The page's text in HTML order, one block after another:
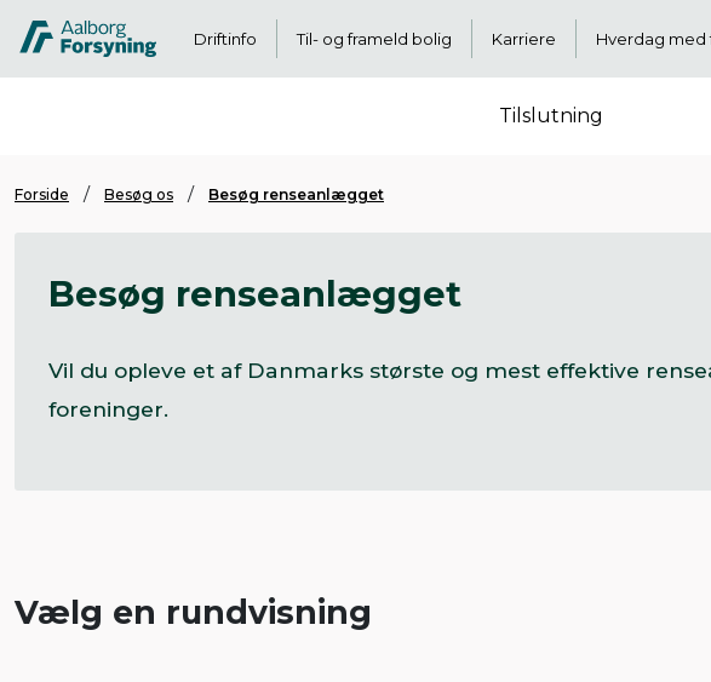
Driftinfo Til- og frameld bolig Karriere Hverdag med
Tilslutning
Forside Besøg os Besøg renseanlægget
Besøg renseanlægget
Vil du opleve et af Danmarks største og mest effektive
foreninger.
Vælg en rundvisning